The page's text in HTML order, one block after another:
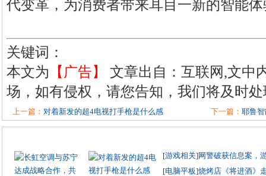
代变革，为消费者带来耳目一新的智能
关键词：
本文为 【广告】
文章出自：互联网,文中
场，如有侵权，请您告知，我们将及时
上一篇： 对着新发的超4电视打手枪是什么感 下一篇： 耶鲁智
[游戏相关]网警破获信息案，
[电脑平板]烧烤店《将进酒》